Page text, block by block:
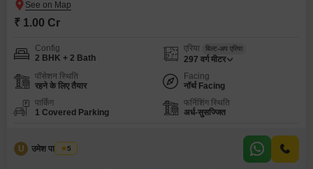
₹ 1.00 Cr
Config
2 BHK + 2 Bath
एरिया बिल्ट-अप एरिया
297 वर्ग मीटर
पॉसेशन स्थिति
रहने के लिए तैयार
Facing
नॉर्थ Facing
पार्किंग
1 Covered Parking
फर्निशिंग स्थिति
अर्ध-सुसज्जित
U उमेश पाल यादव
5